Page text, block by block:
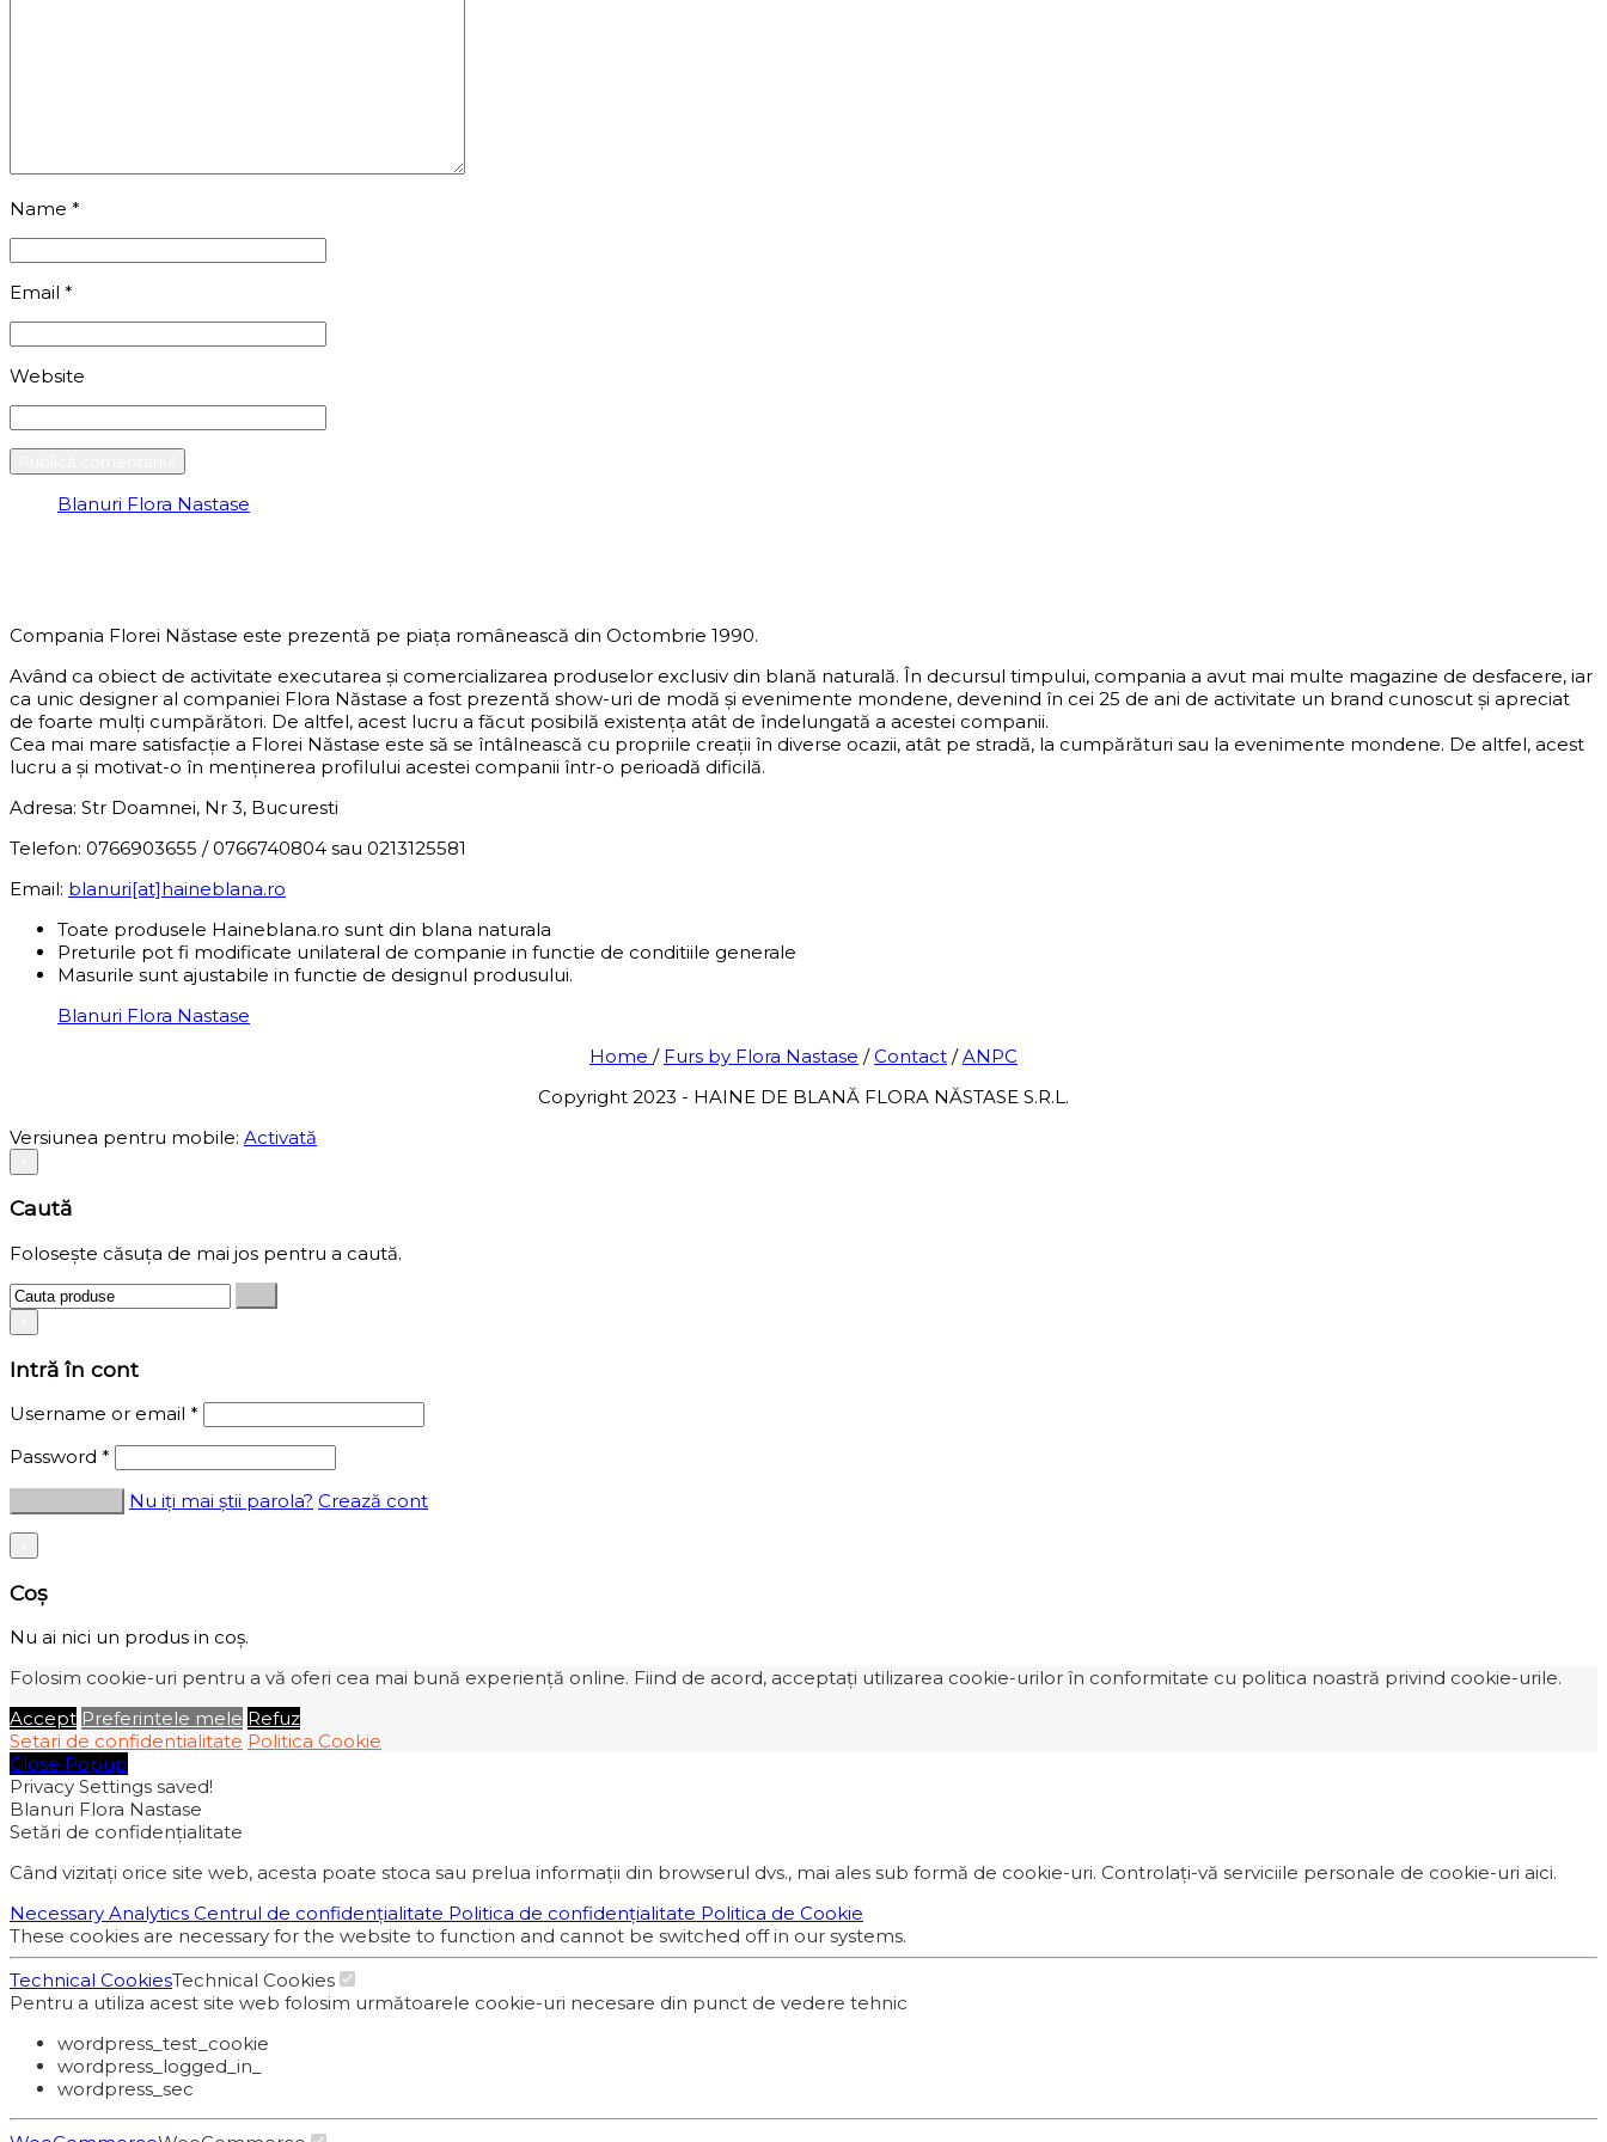
Name *
Email *
Website
Blanuri Flora Nastase
Compania Florei Năstase este prezentă pe piața românească din Octombrie 1990.
Având ca obiect de activitate executarea și comercializarea produselor exclusiv din blană naturală. În decursul timpului, compania a avut mai multe magazine de desfacere, iar
ca unic designer al companiei Flora Năstase a fost prezentă show-uri de modă și evenimente mondene, devenind în cei 25 de ani de activitate un brand cunoscut și apreciat
de foarte mulți cumpărători. De altfel, acest lucru a făcut posibilă existența atât de îndelungată a acestei companii.
Cea mai mare satisfacție a Florei Năstase este să se întâlnească cu propriile creații în diverse ocazii, atât pe stradă, la cumpărături sau la evenimente mondene. De altfel, acest
lucru a și motivat-o în menținerea profilului acestei companii într-o perioadă dificilă.
Adresa: Str Doamnei, Nr 3, Bucuresti
Telefon: 0766903655 / 0766740804 sau 0213125581
Email: blanuri[at]haineblana.ro
Toate produsele Haineblana.ro sunt din blana naturala
Preturile pot fi modificate unilateral de companie in functie de conditiile generale
Masurile sunt ajustabile in functie de designul produsului.
Blanuri Flora Nastase
Home / Furs by Flora Nastase /Contact /ANPC
Copyright 2023 - HAINE DE BLANĂ FLORA NĂSTASE S.R.L.
Versiunea pentru mobile: Activată
Caută
Folosește căsuța de mai jos pentru a caută.
Intră în cont
Username or email *
Password *
Nu iți mai știi parola? Crează cont
Coș
Nu ai nici un produs in coș.
Folosim cookie-uri pentru a vă oferi cea mai bună experiență online. Fiind de acord, acceptați utilizarea cookie-urilor în conformitate cu politica noastră privind cookie-urile.
Accept Preferintele mele Refuz
Setari de confidentialitate Politica Cookie
Close Popup
Privacy Settings saved!
Blanuri Flora Nastase
Setări de confidențialitate
Când vizitați orice site web, acesta poate stoca sau prelua informații din browserul dvs., mai ales sub formă de cookie-uri. Controlați-vă serviciile personale de cookie-uri aici.
Necessary Analytics Centrul de confidențialitate Politica de confidențialitate Politica de Cookie
These cookies are necessary for the website to function and cannot be switched off in our systems.
Technical CookiesTechnical Cookies
Pentru a utiliza acest site web folosim următoarele cookie-uri necesare din punct de vedere tehnic
wordpress_test_cookie
wordpress_logged_in_
wordpress_sec